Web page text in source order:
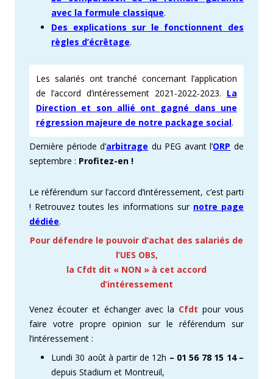
avec la formule classique.
Des explications sur le fonctionnent des
règles d’écrêtage.
Les salariés ont tranché concernant l’application
de l’accord d’intéressement 2021-2022-2023. La
Direction et son allié ont gagné dans une
régression majeure de notre package social.
Dernière période d’arbitrage du PEG avant l’ORP de
septembre : Profitez-en !
Le référendum sur l’accord d’intéressement, c’est parti
! Retrouvez toutes les informations sur notre page
dédiée.
Pour défendre le pouvoir d’achat des salariés de
l’UES OBS,
la Cfdt dit « NON » à cet accord
d’intéressement
Venez écouter et échanger avec la Cfdt pour vous
faire votre propre opinion sur le référendum sur
l’intéressement :
Lundi 30 août à partir de 12h – 01 56 78 15 14 –
depuis Stadium et Montreuil,